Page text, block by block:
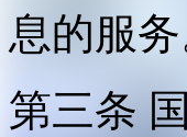
息的服务
第三条